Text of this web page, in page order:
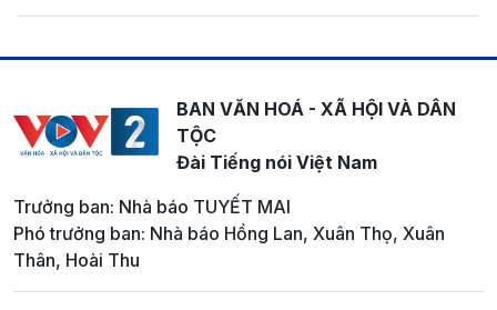
BAN VĂN HOÁ - XÃ HỘI VÀ DÂN
TỘC
Đài Tiếng nói Việt Nam
Trưởng ban: Nhà báo TUYẾT MAI
Phó trưởng ban: Nhà báo Hồng Lan, Xuân Thọ, Xuân
Thân, Hoài Thu